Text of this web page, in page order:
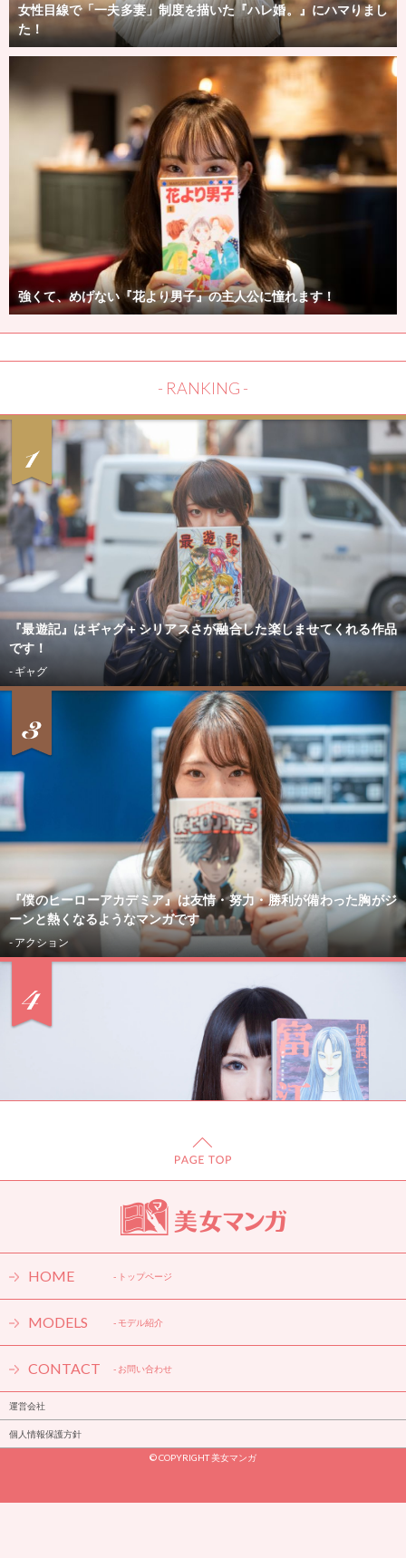
女性目線で「一夫多妻」制度を描いた『ハレ婚。』にハマりまし
た！
強くて、めげない『花より男子』の主人公に憧れます！
- RANKING -
『最遊記』はギャグ＋シリアスさが融合した楽しませてくれる作品
です！
- ギャグ
CONTACT
- 未分類
『僕のヒーローアカデミア』は友情・努力・勝利が備わった胸がジ
ーンと熱くなるようなマンガです
- アクション
「男がここまで狂うともはや気持ちいい」。カリスマコスレイヤー
懐かしのギャグマンガ『魔法陣グルグル』の好きなキャラ&迷言ラ
ンキングを今更発表する。
HOME - トップページ
MODELS - モデル紹介
CONTACT - お問い合わせ
運営会社
個人情報保護方針
© COPYRIGHT 美女マンガ